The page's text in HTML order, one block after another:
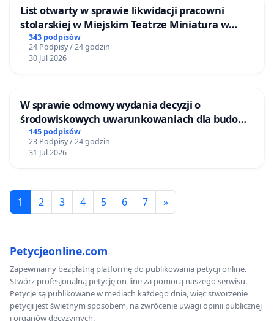
List otwarty w sprawie likwidacji pracowni
stolarskiej w Miejskim Teatrze Miniatura w
Gdańsku
343 podpisów
24 Podpisy / 24 godzin
30 Jul 2026
W sprawie odmowy wydania decyzji o
środowiskowych uwarunkowaniach dla budowy
zakładu wytwarzania biometanu „Krynki” w
Ostrowiu Południowym oraz ochrony
mieszkańców i Puszczy Knyszyńskiej
145 podpisów
23 Podpisy / 24 godzin
31 Jul 2026
1 2 3 4 5 6 7 »
Petycjeonline.com
Zapewniamy bezpłatną platformę do publikowania petycji online.
Stwórz profesjonalną petycję on-line za pomocą naszego serwisu.
Petycje są publikowane w mediach każdego dnia, więc stworzenie
petycji jest świetnym sposobem, na zwrócenie uwagi opinii publicznej
i organów decyzyjnych.